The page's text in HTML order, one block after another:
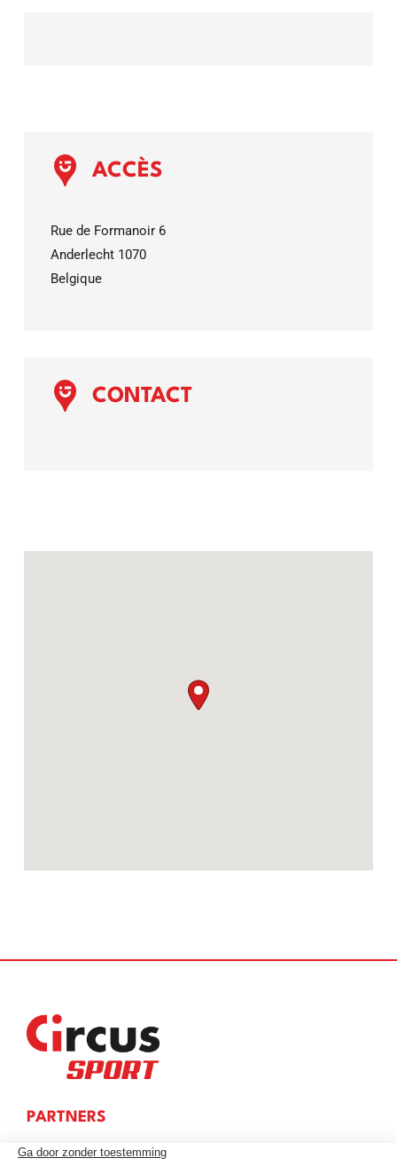
ACCÈS
Rue de Formanoir 6
Anderlecht 1070
Belgique
CONTACT
PARTNERS
WAAR WEDDEN